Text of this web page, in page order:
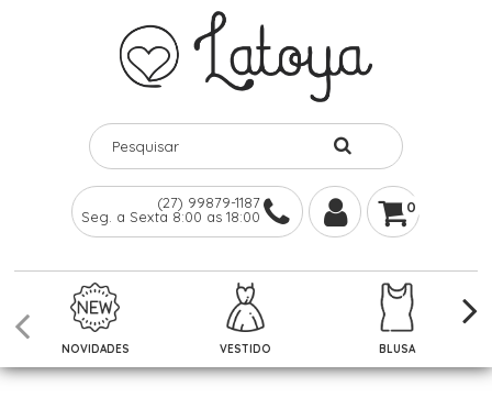
(27) 99879-1187
Seg. a Sexta 8:00 as 18:00
0
NOVIDADES VESTIDO BLUSA